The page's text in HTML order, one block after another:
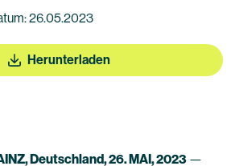
26.05.2023
Herunterladen
Deutschland, 26. MAI, 2023 —